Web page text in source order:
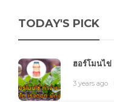
TODAY'S PICK
ฮอร์โมนไข่
3 years ago